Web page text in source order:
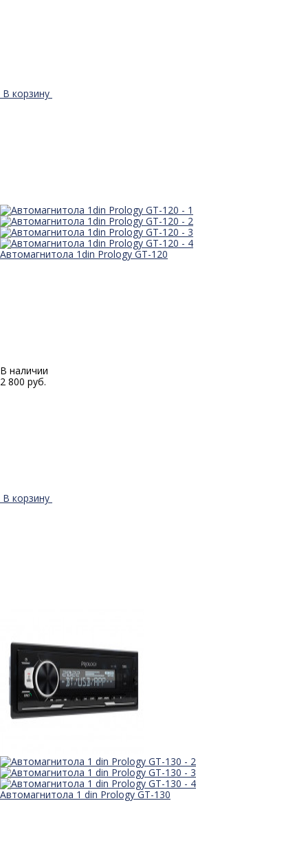
В корзину
Автомагнитола 1din Prology GT-120
В наличии
2 800 руб.
В корзину
Автомагнитола 1 din Prology GT-130